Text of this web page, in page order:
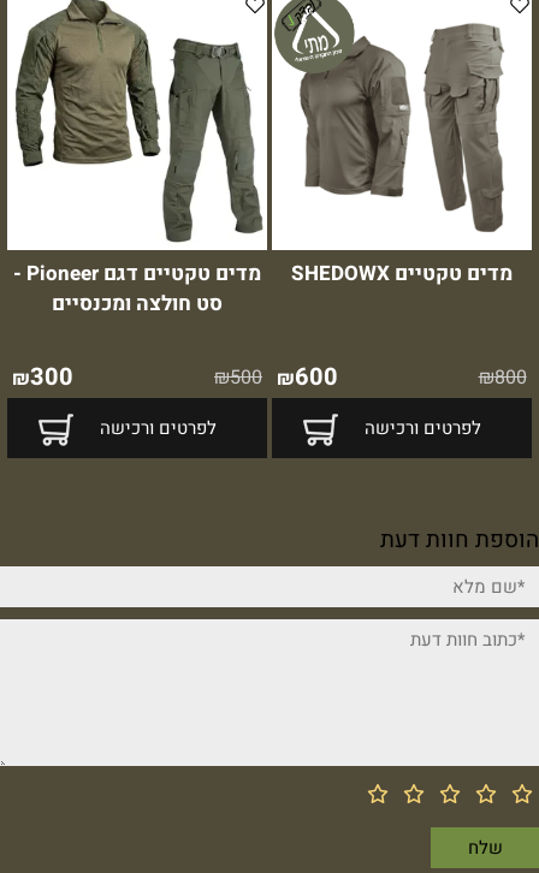
מדים טקטיים SHEDOWX
₪800
₪600
לפרטים ורכישה
מדים טקטיים דגם Pioneer -
סט חולצה ומכנסיים
₪500
₪300
לפרטים ורכישה
הוספת חוות דעת